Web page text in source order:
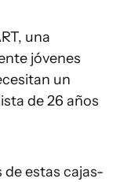
una
jóvenes
un
de 26 años
de estas cajas-